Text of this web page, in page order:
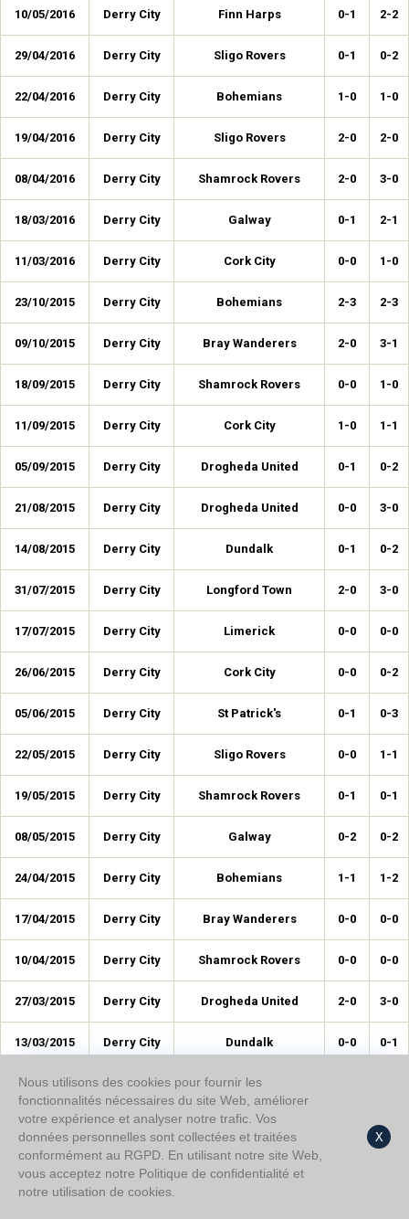
10/05/2016 Derry City Finn Harps 0-1 2-2
29/04/2016 Derry City Sligo Rovers 0-1 0-2
22/04/2016 Derry City Bohemians 1-0 1-0
19/04/2016 Derry City Sligo Rovers 2-0 2-0
08/04/2016 Derry City Shamrock Rovers 2-0 3-0
18/03/2016 Derry City Galway 0-1 2-1
11/03/2016 Derry City Cork City 0-0 1-0
23/10/2015 Derry City Bohemians 2-3 2-3
09/10/2015 Derry City Bray Wanderers 2-0 3-1
18/09/2015 Derry City Shamrock Rovers 0-0 1-0
11/09/2015 Derry City Cork City 1-0 1-1
05/09/2015 Derry City Drogheda United 0-1 0-2
21/08/2015 Derry City Drogheda United 0-0 3-0
14/08/2015 Derry City Dundalk 0-1 0-2
31/07/2015 Derry City Longford Town 2-0 3-0
17/07/2015 Derry City Limerick 0-0 0-0
26/06/2015 Derry City Cork City 0-0 0-2
05/06/2015 Derry City St Patrick's 0-1 0-3
22/05/2015 Derry City Sligo Rovers 0-0 1-1
19/05/2015 Derry City Shamrock Rovers 0-1 0-1
08/05/2015 Derry City Galway 0-2 0-2
24/04/2015 Derry City Bohemians 1-1 1-2
17/04/2015 Derry City Bray Wanderers 0-0 0-0
10/04/2015 Derry City Shamrock Rovers 0-0 0-0
27/03/2015 Derry City Drogheda United 2-0 3-0
13/03/2015 Derry City Dundalk 0-0 0-1
02/11/2014 Derry City St Patrick's
17/10/2014 Derry City UCD 0-1
Derry City Limerick
Nous utilisons des cookies pour fournir les
fonctionnalités nécessaires du site Web, améliorer
votre expérience et analyser notre trafic. Vos
données personnelles sont collectées et traitées
conformément au RGPD. En utilisant notre site Web,
vous acceptez notre Politique de confidentialité et
notre utilisation de cookies.
X